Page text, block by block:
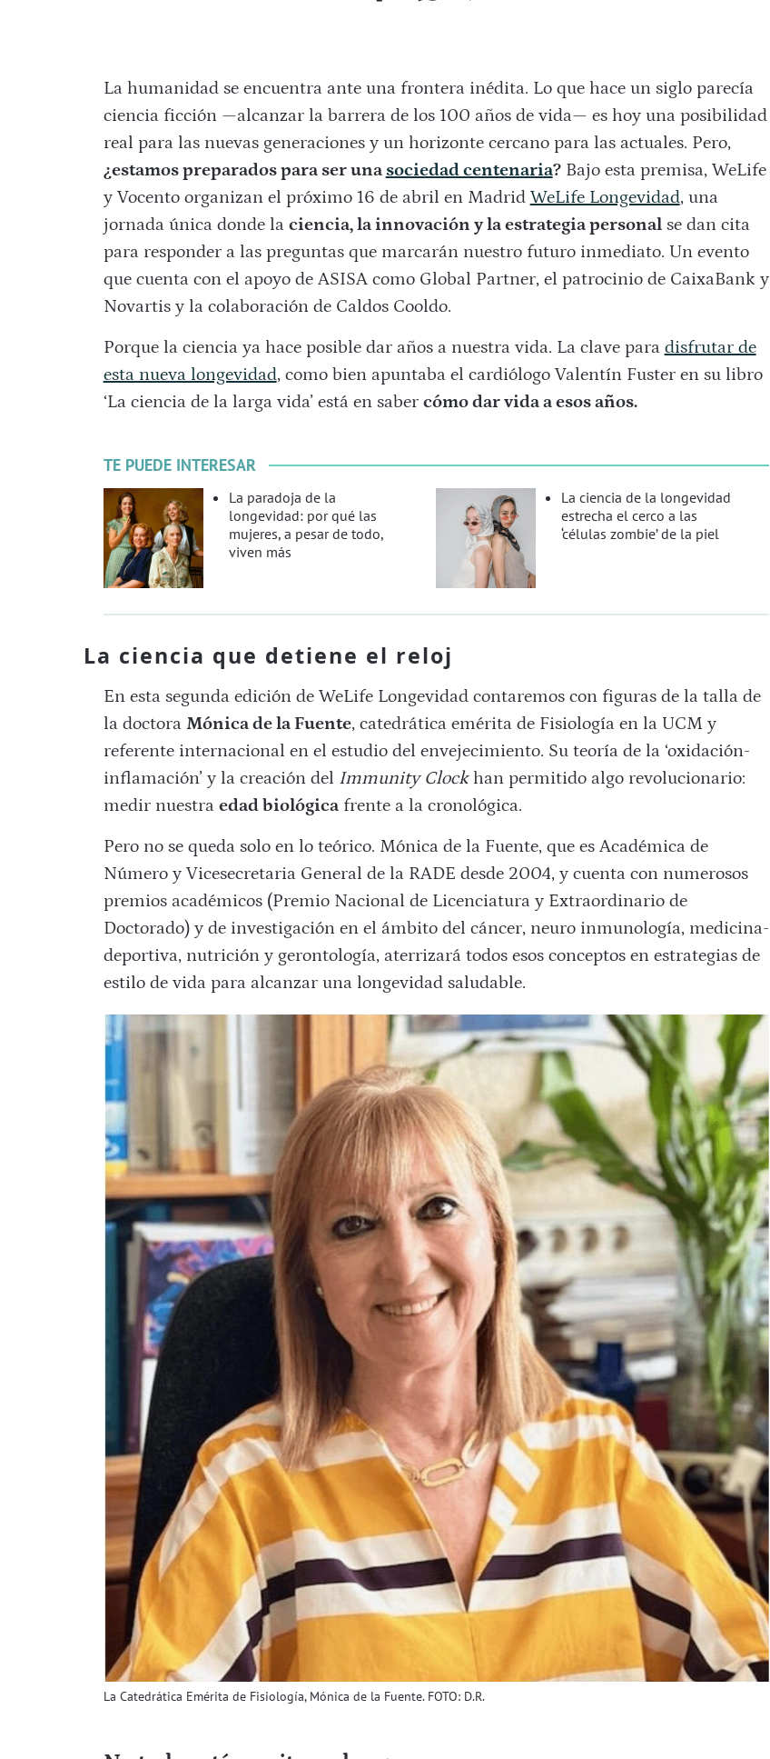
web
enlace
La humanidad se encuentra ante una frontera inédita. Lo que hace un siglo parecía
ciencia ficción —alcanzar la barrera de los 100 años de vida— es hoy una posibilidad
real para las nuevas generaciones y un horizonte cercano para las actuales. Pero,
¿estamos preparados para ser unasociedad centenaria?Bajo esta premisa, WeLife
y Vocento organizan el próximo 16 de abril en Madrid WeLife Longevidad, una
jornada única donde la ciencia, la innovación y la estrategia personalse dan cita
para responder a las preguntas que marcarán nuestro futuro inmediato. Un evento
que cuenta con el apoyo de ASISA como Global Partner, el patrocinio de CaixaBank y
Novartis y la colaboración de Caldos Cooldo.
Porque la ciencia ya hace posible dar años a nuestra vida. La clave para disfrutar de
esta nueva longevidad, como bien apuntaba el cardiólogo Valentín Fuster en su libro
‘La ciencia de la larga vida’ está en saber cómo dar vida a esos años.
TE PUEDE INTERESAR
La paradoja de la
longevidad: por qué las
mujeres, a pesar de todo,
viven más
La ciencia de la longevidad
estrecha el cerco a las
‘células zombie’ de la piel
La ciencia que detiene el reloj
En esta segunda edición de WeLife Longevidad contaremos con figuras de la talla de
la doctora Mónica de la Fuente, catedrática emérita de Fisiología en la UCM y
referente internacional en el estudio del envejecimiento. Su teoría de la ‘oxidación-
inflamación’ y la creación del Immunity Clockhan permitido algo revolucionario:
medir nuestra edad biológicafrente a la cronológica.
Pero no se queda solo en lo teórico. Mónica de la Fuente, que es Académica de
Número y Vicesecretaria General de la RADE desde 2004, y cuenta con numerosos
premios académicos (Premio Nacional de Licenciatura y Extraordinario de
Doctorado) y de investigación en el ámbito del cáncer, neuro inmunología, medicina-
deportiva, nutrición y gerontología, aterrizará todos esos conceptos en estrategias de
estilo de vida para alcanzar una longevidad saludable.
La Catedrática Emérita de Fisiología, Mónica de la Fuente. FOTO: D.R.